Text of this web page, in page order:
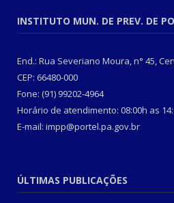
INSTITUTO MUN. DE PREV. DE
End.: Rua Severiano Moura, n° 45,
CEP: 66480-000
Fone: (91) 99202-4964
Horário de atendimento: 08:00h as
E-mail: impp@portel.pa.gov.br
ÚLTIMAS PUBLICAÇÕES